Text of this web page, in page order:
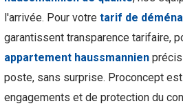
l'arrivée. Pour votre tarif de
garantissent transparence tarifaire,
appartement haussmannien
poste, sans surprise. Proconcept
engagements et de protection du